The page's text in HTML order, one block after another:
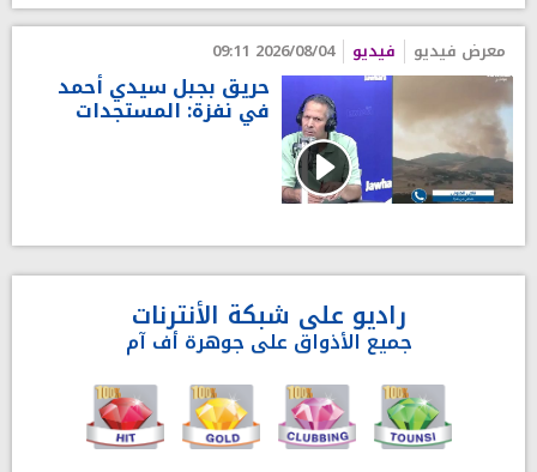
معرض فيديو فيديو 2026/08/04 09:11
حريق بجبل سيدي أحمد
في نفزة: المستجدات
راديو على شبكة الأنترنات
جميع الأذواق على جوهرة أف آم